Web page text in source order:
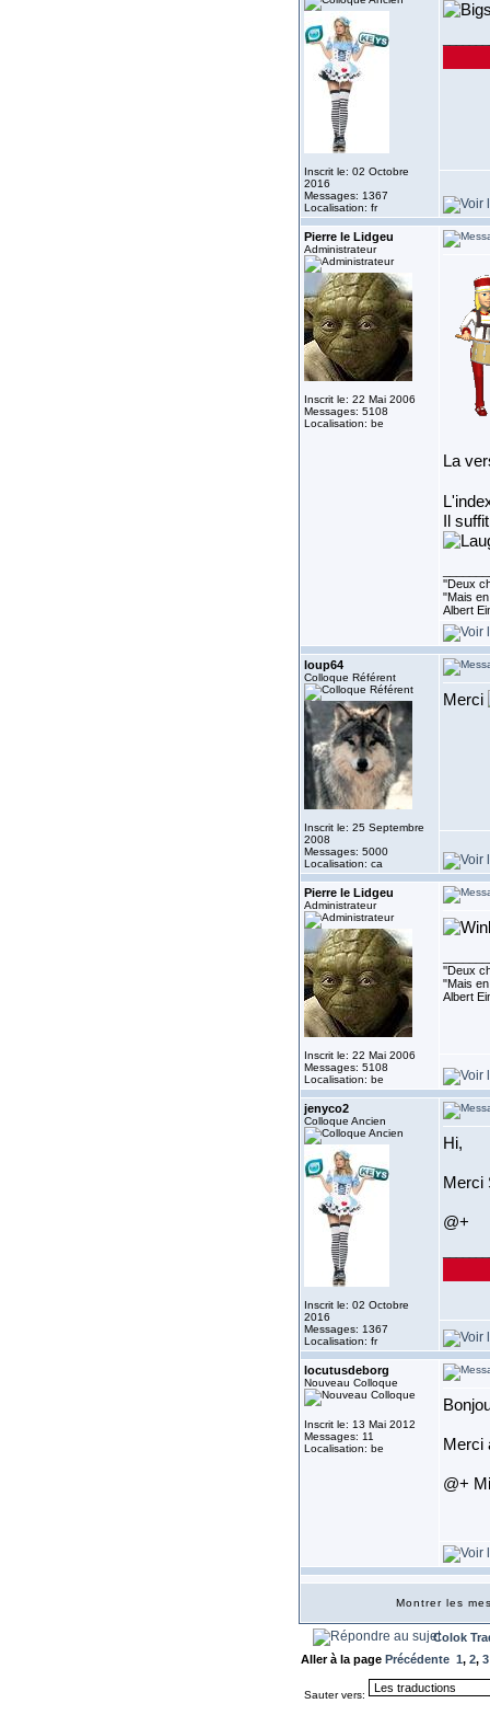
Inscrit le: 02 Octobre
2016
Messages: 1367
Localisation: fr
Pierre le Lidgeu
Administrateur
Inscrit le: 22 Mai 2006
Messages: 5108
Localisation: be
La
Il
''Deux
"Mais
Albert
loup64
Colloque Référent
Inscrit le: 25 Septembre
2008
Messages: 5000
Localisation: ca
Merci
Pierre le Lidgeu
Administrateur
Inscrit le: 22 Mai 2006
Messages: 5108
Localisation: be
''Deux
"Mais
Albert
jenyco2
Colloque Ancien
Inscrit le: 02 Octobre
2016
Messages: 1367
Localisation: fr
Hi,
Merci
@+
locutusdeborg
Nouveau Colloque
Inscrit le: 13 Mai 2012
Messages: 11
Localisation: be
Merci
@+
Montrer les
Colok
Aller à la page Précédente 1, 2, 3
Sauter vers: